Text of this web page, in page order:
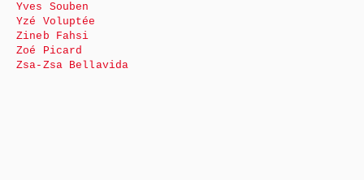
Yves Souben
Yzé Voluptée
Zineb Fahsi
Zoé Picard
Zsa-Zsa Bellavida